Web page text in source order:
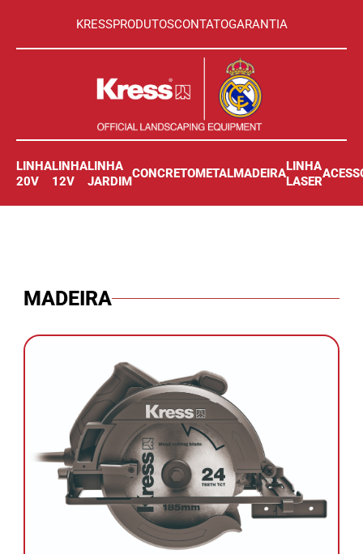
KRESSPRODUTOSCONTATOGARANTIA
LINHA
20V
LINHA
12V
LINHA
JARDIM
CONCRETOMETALMADEIRA
LINHA
LASER
MADEIRA